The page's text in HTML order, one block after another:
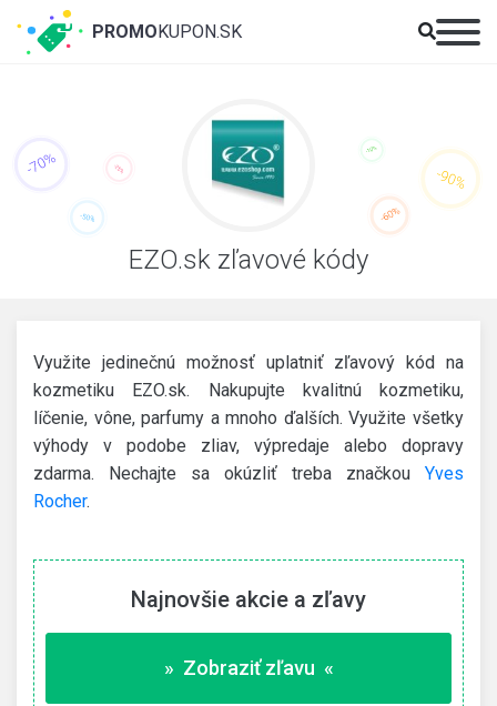
EZO.sk zľavové kódy
Využite jedinečnú možnosť uplatniť zľavový kód na
kozmetiku EZO.sk. Nakupujte kvalitnú kozmetiku,
líčenie, vône, parfumy a mnoho ďalších. Využite všetky
výhody v podobe zliav, výpredaje alebo dopravy
zdarma. Nechajte sa okúzliť treba značkou Yves
Rocher.
Najnovšie akcie a zľavy
» Zobraziť zľavu «
PROMOKUPON.SK